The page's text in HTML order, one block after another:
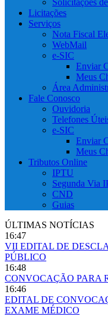
Solicitações
Licitações
Serviços
Nota Fiscal
WebMail
e-SIC
Enviar
Meus
Área
Fale Conosco
Ouvidoria
Telefones
e-SIC
Enviar
Meus
Tributos Online
IPTU
Segunda Via
CND
Guias
ÚLTIMAS NOTÍCIAS
16:47
VII EDITAL DE
PÚBLICO
16:48
CONVOCAÇÃO PARA
16:46
EDITAL DE
EXAME MÉDICO